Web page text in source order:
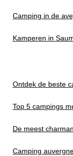
Camping in de
Kamperen in
Ontdek de beste
Top 5 campings
De meest
Camping